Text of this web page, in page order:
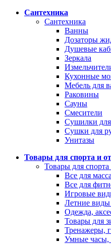
Сантехника
Сантехника
Ванны
Дозаторы
Душевые
Зеркала
Кухонные
Мебель для
Раковины
Сауны
Смесители
Сушилки для
Сушки для
Унитазы
Товары для спорта и
Товары для
Все для
Все для
Игровые
Летние виды
Одежда,
Товары для
Тренажеры,
Умные часы,